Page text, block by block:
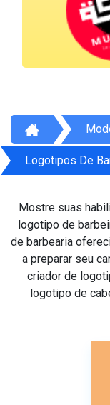
Logotipos De
Mostre suas
logotipo de
de barbearia
a preparar seu
criador de
logotipo de